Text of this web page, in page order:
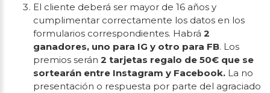
El cliente deberá ser mayor de 16 años y
cumplimentar correctamente los datos en los
formularios correspondientes. Habrá 2
ganadores, uno para IG y otro para FB. Los
premios serán 2 tarjetas regalo de 50€ que se
sortearán entre Instagram y Facebook. La no
presentación o respuesta por parte del agraciado